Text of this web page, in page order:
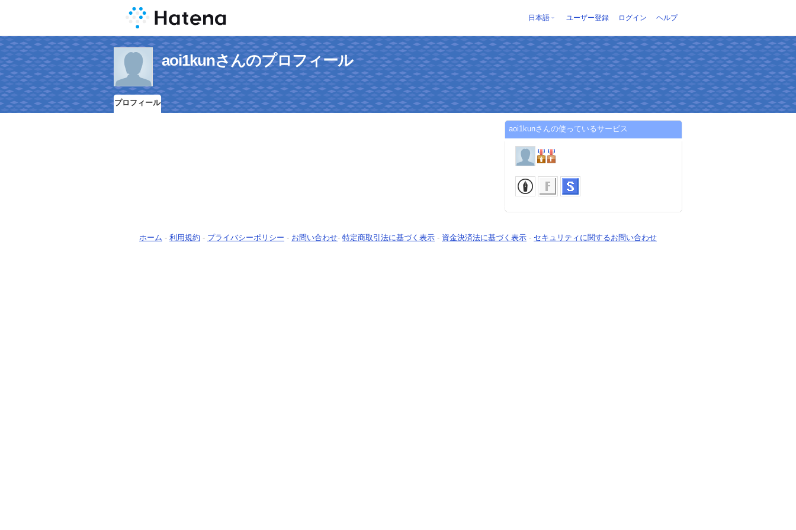
日本語 ユーザー登録 ログイン ヘルプ
aoi1kunさんのプロフィール
プロフィール
aoi1kunさんの使っているサービス
ホーム - 利用規約 - プライバシーポリシー - お問い合わせ- 特定商取引法に基づく表示 - 資金決済法に基づく表示 - セキュリティに関するお問い合わせ